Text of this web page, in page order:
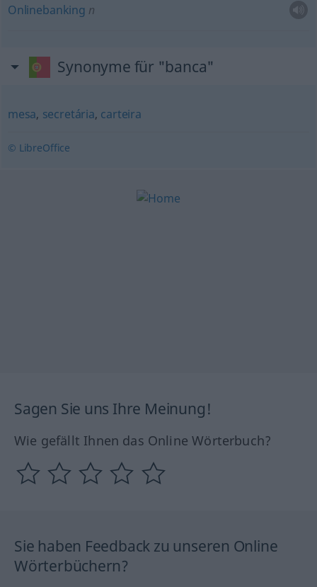
Onlinebanking n
Synonyme für "banca"
mesa, secretária, carteira
© LibreOffice
Sagen Sie uns Ihre Meinung!
Wie gefällt Ihnen das Online Wörterbuch?
Sie haben Feedback zu unseren Online
Wörterbüchern?